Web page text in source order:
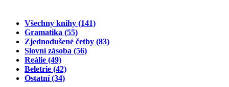
Všechny knihy (141)
Gramatika (55)
Zjednodušené četby (83)
Slovní zásoba (56)
Reálie (49)
Beletrie (42)
Ostatní(34)